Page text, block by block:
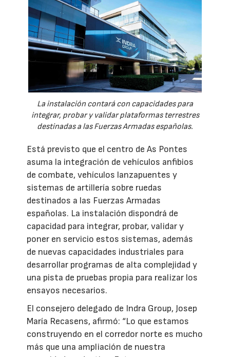
La instalación contará con capacidades para
integrar, probar y validar plataformas terrestres
destinadas a las Fuerzas Armadas españolas.
Está previsto que el centro de As Pontes
asuma la integración de vehículos anfibios
de combate, vehículos lanzapuentes y
sistemas de artillería sobre ruedas
destinados a las Fuerzas Armadas
españolas. La instalación dispondrá de
capacidad para integrar, probar, validar y
poner en servicio estos sistemas, además
de nuevas capacidades industriales para
desarrollar programas de alta complejidad y
una pista de pruebas propia para realizar los
ensayos necesarios.
El consejero delegado de Indra Group, Josep
María Recasens, afirmó: “Lo que estamos
construyendo en el corredor norte es mucho
más que una ampliación de nuestra